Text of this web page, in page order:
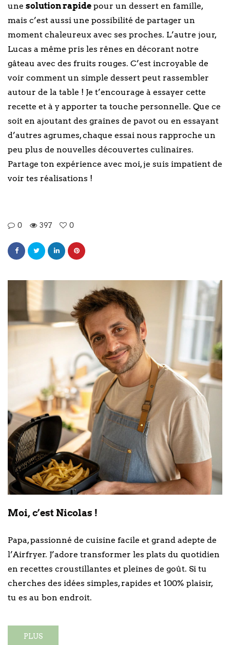
une solution rapide pour un dessert en famille,
mais c’est aussi une possibilité de partager un
moment chaleureux avec ses proches. L’autre jour,
Lucas a même pris les rênes en décorant notre
gâteau avec des fruits rouges. C’est incroyable de
voir comment un simple dessert peut rassembler
autour de la table ! Je t’encourage à essayer cette
recette et à y apporter ta touche personnelle. Que ce
soit en ajoutant des graines de pavot ou en essayant
d’autres agrumes, chaque essai nous rapproche un
peu plus de nouvelles découvertes culinaires.
Partage ton expérience avec moi, je suis impatient de
voir tes réalisations !
0 397 0
Moi, c’est Nicolas !
Papa, passionné de cuisine facile et grand adepte de
l’Airfryer. J’adore transformer les plats du quotidien
en recettes croustillantes et pleines de goût. Si tu
cherches des idées simples, rapides et 100% plaisir,
tu es au bon endroit.
PLUS